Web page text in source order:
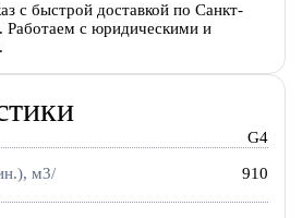
с быстрой доставкой по Санкт-
Работаем с юридическими и
G4
м3/
910